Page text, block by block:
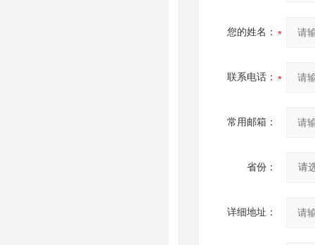
您的姓名：
联系电话：
常用邮箱：
省份：
详细地址：